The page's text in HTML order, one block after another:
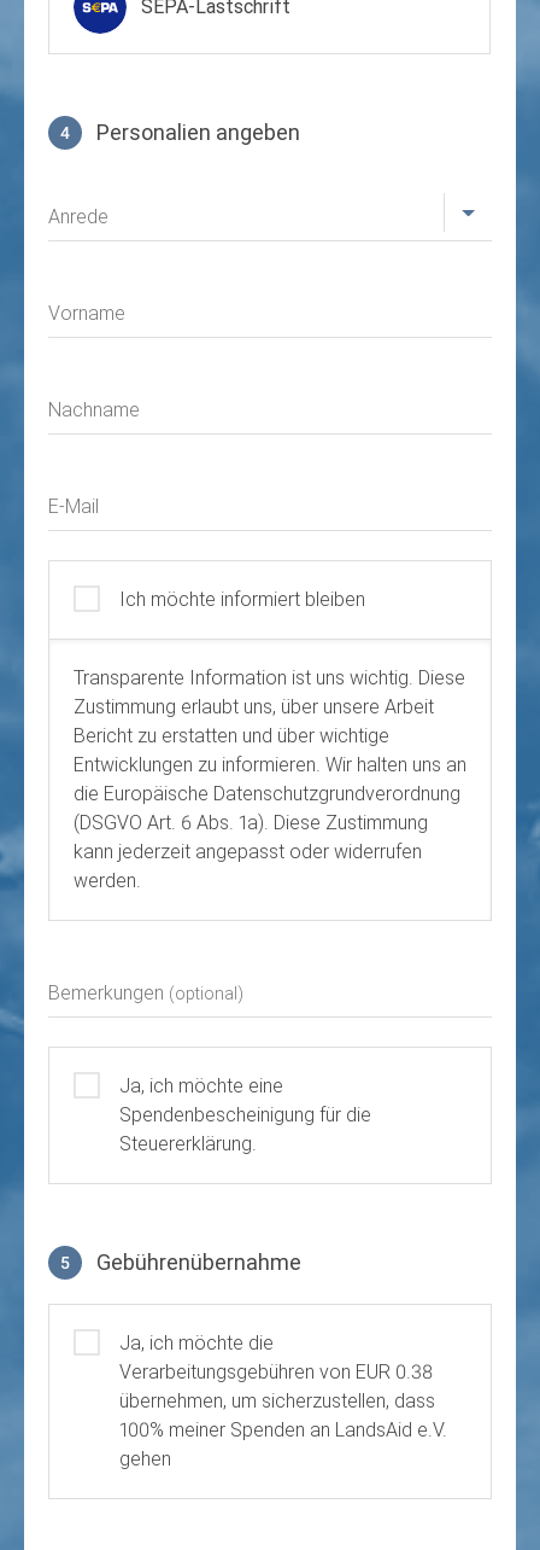
SEPA-Lastschrift
4 Personalien angeben
Anrede
Vorname
Nachname
E-Mail
Ich möchte informiert bleiben
Transparente Information ist uns wichtig. Diese
Zustimmung erlaubt uns, über unsere Arbeit
Bericht zu erstatten und über wichtige
Entwicklungen zu informieren. Wir halten uns an
die Europäische Datenschutzgrundverordnung
(DSGVO Art. 6 Abs. 1a). Diese Zustimmung
kann jederzeit angepasst oder widerrufen
werden.
Bemerkungen (optional)
Ja, ich möchte eine
Spendenbescheinigung für die
Steuererklärung.
5 Gebührenübernahme
Ja, ich möchte die
Verarbeitungsgebühren von EUR 0.38
übernehmen, um sicherzustellen, dass
100% meiner Spenden an LandsAid e.V.
gehen